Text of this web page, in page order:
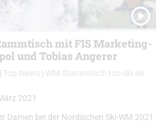
mit FIS Marketing-
und Tobias Angerer
| Top-News | WM-Stammtisch | xc-ski.de
2021
Damen bei der Nordischen Ski-WM 2021